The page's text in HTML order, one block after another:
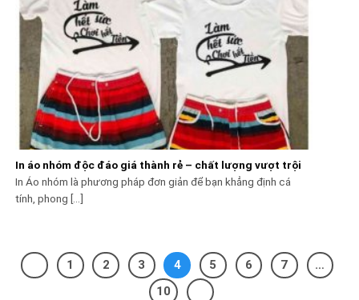
In áo nhóm độc đáo giá thành rẻ – chất lượng vượt trội
In Áo nhóm là phương pháp đơn giản để bạn khẳng định cá
tính, phong [...]
1 2 3 4 5 6 7
…
10